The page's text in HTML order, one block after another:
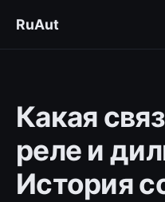
RuAut
Какая
реле и
История